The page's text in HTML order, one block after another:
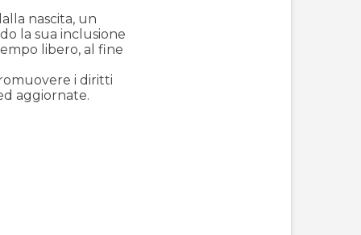
nascita, un
la sua inclusione
libero, al fine
i diritti
aggiornate.